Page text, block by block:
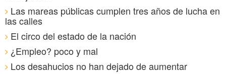
Las mareas públicas cumplen tres años de lucha en
las calles
El circo del estado de la nación
¿Empleo? poco y mal
Los desahucios no han dejado de aumentar